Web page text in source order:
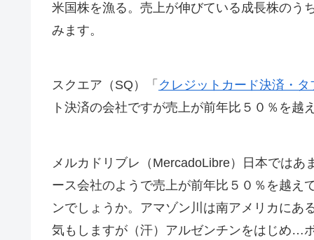
米国株を漁る。売上が伸びている成長株の
みます。
スクエア（SQ）「 クレジットカード決済・
ト決済の会社ですが売上が前年比５０％を越
メルカドリブレ（MercadoLibre）日本では
ース会社のようで売上が前年比５０％を越え
ンでしょうか。アマゾン川は南アメリカにあ
気もしますが（汗）アルゼンチンをはじめ…